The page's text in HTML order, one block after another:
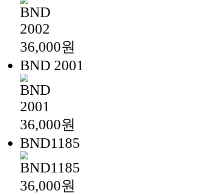
36,000원
BND 2001
36,000원
BND1185
36,000원